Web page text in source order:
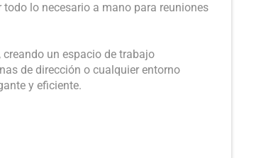
lo necesario a mano para reuniones
, creando un espacio de trabajo
de dirección o cualquier entorno
y eficiente.